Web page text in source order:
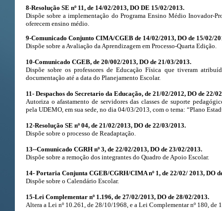
8-Resolução SE nº 11, de 14/02/2013, DO DE 15/02/2013.
Dispõe sobre a implementação do Programa Ensino Médio Inovador-
oferecem ensino médio.
9-Comunicado Conjunto CIMA/CGEB de 14/02/2013, DO de 15/02/
Dispõe sobre a Avaliação da Aprendizagem em Processo-Quarta Edição.
10-Comunicado CGEB, de 20/002/2013, DO de 21/03/2013.
Dispõe sobre os professores de Educação Física que tiveram
documentação até a data do Planejamento Escolar.
11- Despachos do Secretario da Educação, de 21/02/2012, DO de 22/
Autoriza o afastamento de servidores das classes de suporte
pela UDEMO, em sua sede, no dia 04/03/2013, com o tema: “Plano
12-Resolução SE nº 04, de 21/02/2013, DO de 22/03/2013.
Dispõe sobre o processo de Readaptação.
13--Comunicado CGRH nº 3, de 22/02/2013, DO de 23/02/2013.
Dispõe sobre a remoção dos integrantes do Quadro de Apoio Escolar.
14- Portaria Conjunta CGEB/CGRH/CIMA nº 1, de 22/02/ 2013, DO
Dispõe sobre o Calendário Escolar.
15-Lei Complementar nº 1.196, de 27/02/2013, DO de 28/02/2013.
Altera a Lei nº 10.261, de 28/10/1968, e a Lei Complementar nº 180, de